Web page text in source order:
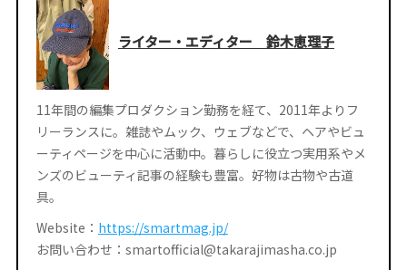
ライター・エディター 鈴木恵理子
11年間の編集プロダクション勤務を経て、2011年よりフ
リーランスに。雑誌やムック、ウェブなどで、ヘアやビュ
ーティページを中心に活動中。暮らしに役立つ実用系やメ
ンズのビューティ記事の経験も豊富。好物は古物や古道
具。
Website： https://smartmag.jp/
お問い合わせ：smartofficial@takarajimasha.co.jp